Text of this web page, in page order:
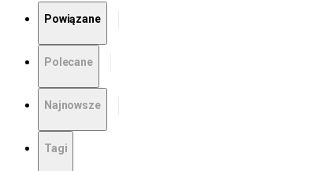
Powiązane
Polecane
Najnowsze
Tagi